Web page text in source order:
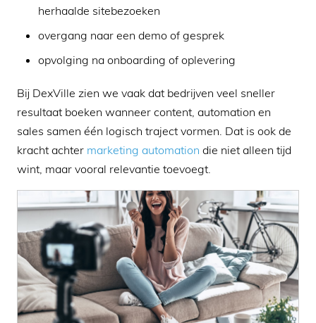
herhaalde sitebezoeken
overgang naar een demo of gesprek
opvolging na onboarding of oplevering
Bij DexVille zien we vaak dat bedrijven veel sneller
resultaat boeken wanneer content, automation en
sales samen één logisch traject vormen. Dat is ook de
kracht achter marketing automation die niet alleen tijd
wint, maar vooral relevantie toevoegt.